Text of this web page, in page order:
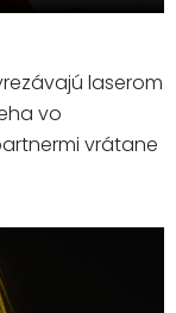
laserom
vo
vrátane